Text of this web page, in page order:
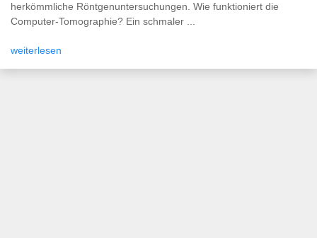
herkömmliche Röntgenuntersuchungen. Wie funktioniert die
Computer-Tomographie? Ein schmaler ...
weiterlesen